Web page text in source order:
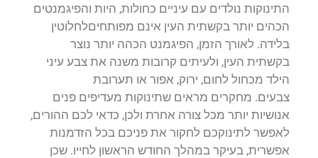
התינוקות נולדים עם עיניים כחולות, היות והפיגמנטים
הכהים יותר בקשתית העין אינם מפותחיםלחלוטין
בלידה. לאורך הזמן, הפיגמנט הכהה יותר נוצר
בקשתית העין, ולעיתים קרובות משנה את צבע עיני
הילד מכחול לחום, ירוק, אפור או תערובת
צבעים. מחקרים מראים שתינוקות מעדיפים פנים
אנושיות יותר מכל צורה אחרת ולכן, כדאי לכם ההורים,
לאפשר לתינוקכם לחקור את פניכם בכל הזדמנות
אפשרית, בעיקר במהלך החודש הראשון לחייו. שכן